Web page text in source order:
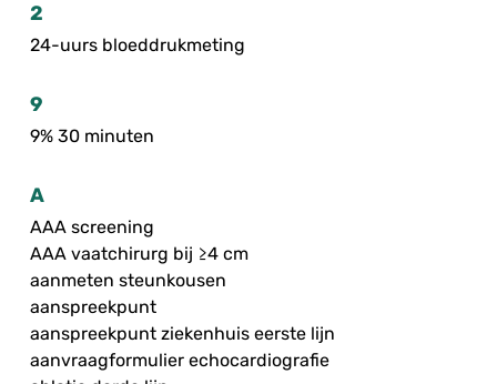
2
24-uurs bloeddrukmeting
9
9% 30 minuten
A
AAA screening
AAA vaatchirurg bij ≥4 cm
aanmeten steunkousen
aanspreekpunt
aanspreekpunt ziekenhuis eerste lijn
aanvraagformulier echocardiografie